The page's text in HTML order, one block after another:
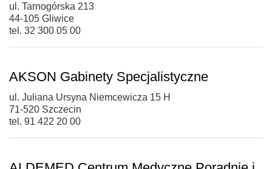
ul. Tarnogórska 213
44-105 Gliwice
tel. 32 300 05 00
AKSON Gabinety Specjalistyczne
ul. Juliana Ursyna Niemcewicza 15 H
71-520 Szczecin
tel. 91 422 20 00